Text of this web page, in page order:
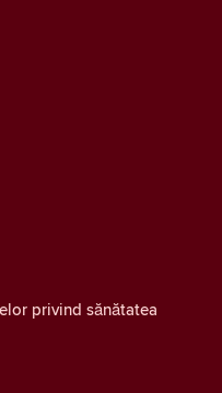
privind sănătatea